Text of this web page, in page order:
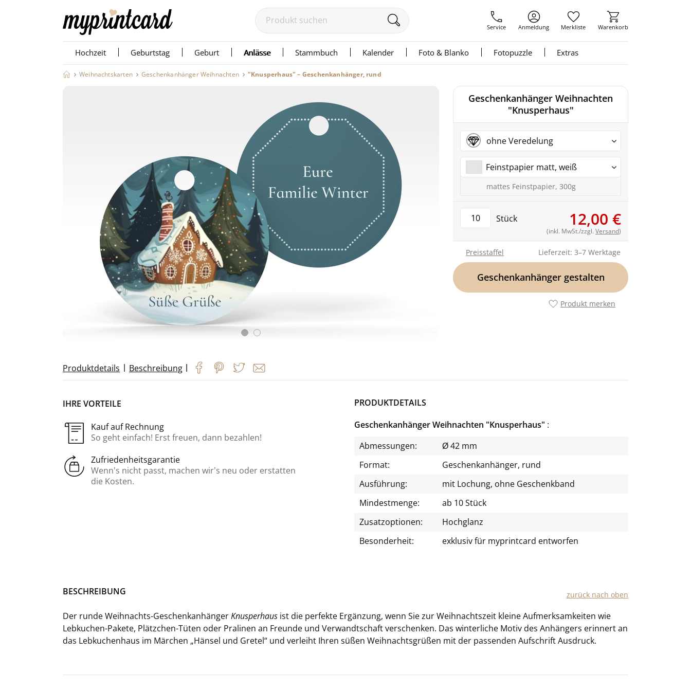
Service Anmeldung Merkliste Warenkorb
Hochzeit Geburtstag Geburt Anlässe Stammbuch Kalender Foto & Blanko Fotopuzzle Extras
Weihnachtskarten Geschenkanhänger Weihnachten "Knusperhaus" – Geschenkanhänger, rund
Geschenkanhänger Weihnachten
"Knusperhaus"
ohne Veredelung
Feinstpapier matt, weiß
mattes Feinstpapier, 300g
Stück 12,00 €
(inkl. MwSt./zzgl. Versand)
Lieferzeit: 3–7 Werktage
Preisstaffel
Geschenkanhänger gestalten
Produkt merken
Produktdetails | Beschreibung |
IHRE VORTEILE
Kauf auf Rechnung
So geht einfach! Erst freuen, dann bezahlen!
Zufriedenheitsgarantie
Wenn’s nicht passt, machen wir’s neu oder erstatten
die Kosten.
PRODUKTDETAILS
Geschenkanhänger Weihnachten "Knusperhaus"
Abmessungen:
Ø 42 mm
Format:
Geschenkanhänger, rund
Ausführung:
mit Lochung, ohne Geschenkband
Mindestmenge:
ab 10 Stück
Zusatzoptionen:
Hochglanz
Besonderheit:
exklusiv für myprintcard entworfen
BE­SCHREI­BUNG zu­rück nach oben
Der runde Weihnachts-​GeschenkanhängerKnus­per­haus ist die per­fek­te Er­gän­zung, wenn Sie zur Weih­nachts­zeit klei­ne Auf­merk­sam­kei­ten wie
Lebkuchen-​Pakete, Plätzchen-​Tüten oder Pra­li­nen an Freun­de und Ver­wandt­schaft ver­schen­ken. Das win­ter­li­che Motiv des An­hän­gers er­in­nert an
das Leb­ku­chen­haus im Mär­chen „Hän­sel und Gre­tel“ und ver­leiht Ihren süßen Weih­nachts­grü­ßen mit der pas­sen­den Auf­schrift Aus­druck.